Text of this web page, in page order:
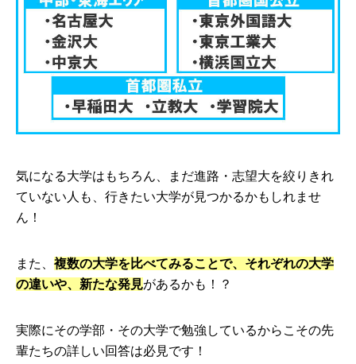
気になる大学はもちろん、まだ進路・志望大を絞りきれ
ていない人も、行きたい大学が見つかるかもしれませ
ん！
また、 複数の大学を比べてみることで、それぞれの大学
の違いや、新たな発見があるかも！？
実際にその学部・その大学で勉強しているからこその先
輩たちの詳しい回答は必見です！